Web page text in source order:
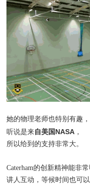
她的物理老师也特别有趣，
听说是来自美国NASA ，
所以给到的支持非常大。
Caterham的创新精神能非
讲人互动，等候时间也可